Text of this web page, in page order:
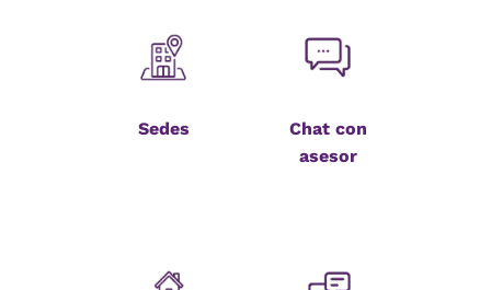
Sedes
Chat con
asesor